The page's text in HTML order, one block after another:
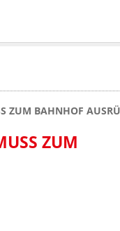
ZUM BAHNHOF
ZUM